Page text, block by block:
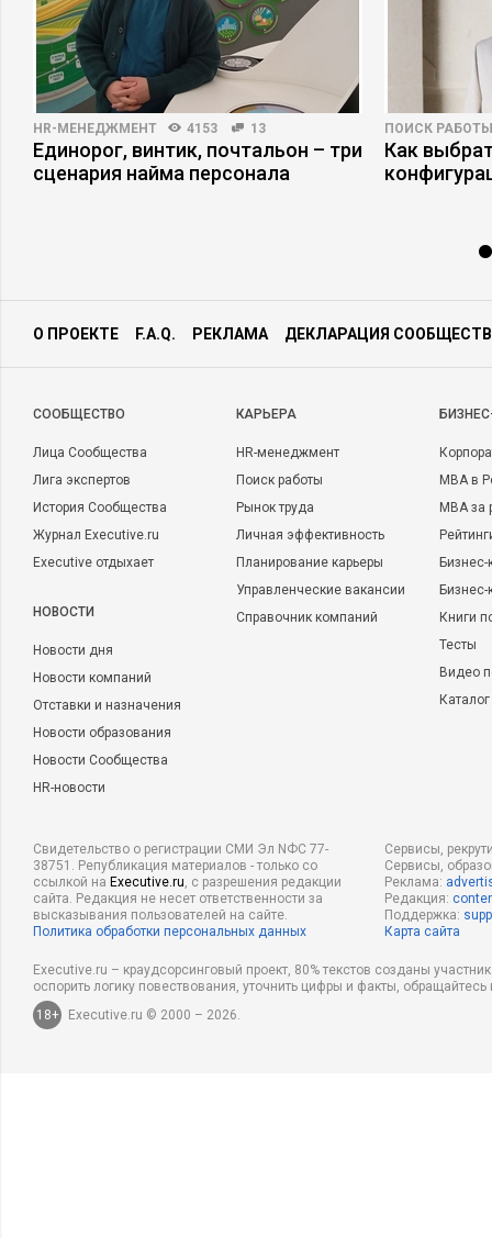
HR-МЕНЕДЖМЕНТ 4153 13
Единорог, винтик, почтальон – три
сценария найма персонала
ПОИСК РАБОТЫ
Как
О ПРОЕКТЕ F.A.Q. РЕКЛАМА ДЕКЛАРАЦИЯ
CООБЩЕСТВО
Лица Сообщества
Лига экспертов
История Сообщества
Журнал Executive.ru
Executive отдыхает
НОВОСТИ
Новости дня
Новости компаний
Отставки и назначения
Новости образования
Новости Сообщества
HR-новости
КАРЬЕРА
HR-менеджмент
Поиск работы
Рынок труда
Личная эффективность
Планирование карьеры
Управленческие вакансии
Справочник компаний
MBA в
MBA
Бизнес-
Книги
Тесты
Видео
Свидетельство о регистрации СМИ Эл NФС 77-
38751. Републикация материалов - только со
ссылкой на Executive.ru, с разрешения редакции
сайта. Редакция не несет ответственности за
высказывания пользователей на сайте.
Политика обработки персональных данных
Сервисы,
Сервисы,
Реклама:
Редакция:
Поддержка:
Карта сайта
Executive.ru – краудсорсинговый проект, 80% текстов созданы
оспорить логику повествования, уточнить цифры и факты,
18+
Executive.ru © 2000 – 2026.